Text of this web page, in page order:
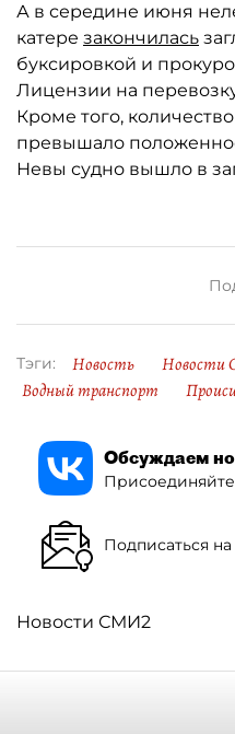
А в середине июня
катере закончилась
буксировкой и
Лицензии на
Кроме того,
превышало
Невы судно вышло в
Тэги: Новость Новости
Водный транспорт
Обсуждаем
Подписаться
Новости СМИ2